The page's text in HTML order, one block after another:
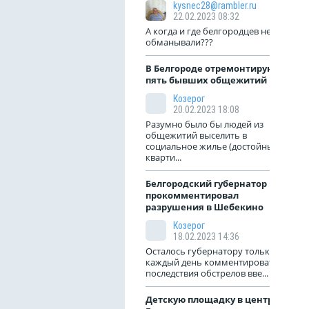
kysnec28@rambler.ru
22.02.2023 08:32
А когда и где белгородцев не
обманывали???
В Белгороде отремонтируют
пять бывших общежитий
Козерог
20.02.2023 18:08
Разумно было бы людей из
общежитий выселить в
социальное жилье (достойные
кварти...
Белгородский губернатор
прокомментировал
разрушения в Шебекино
Козерог
18.02.2023 14:36
Осталось губернатору только
каждый день комментировать
последствия обстрелов вве...
Детскую площадку в центре